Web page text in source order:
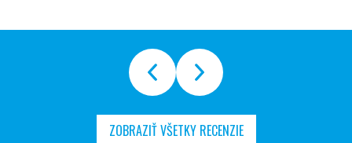
ZOBRAZIŤ VŠETKY RECENZIE